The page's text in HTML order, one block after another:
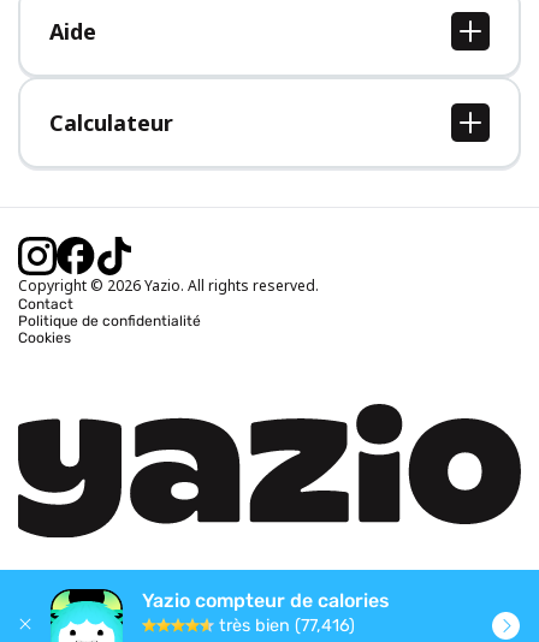
Aide
Centre d'aide
Calculateur
Calcul IMC
Calcul poids idéal
Calcul calories brûlées
Copyright © 2026 Yazio. All rights reserved.
Contact
Politique de confidentialité
Cookies
Yazio compteur de calories
très bien (77,416)